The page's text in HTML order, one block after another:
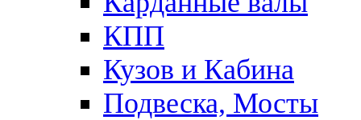
КПП
Кузов и Кабина
Подвеска, Мосты